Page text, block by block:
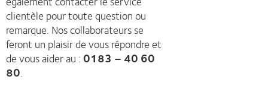
clientèle pour toute question ou
remarque. Nos collaborateurs se
feront un plaisir de vous répondre et
de vous aider au :0183 – 40 60
80.